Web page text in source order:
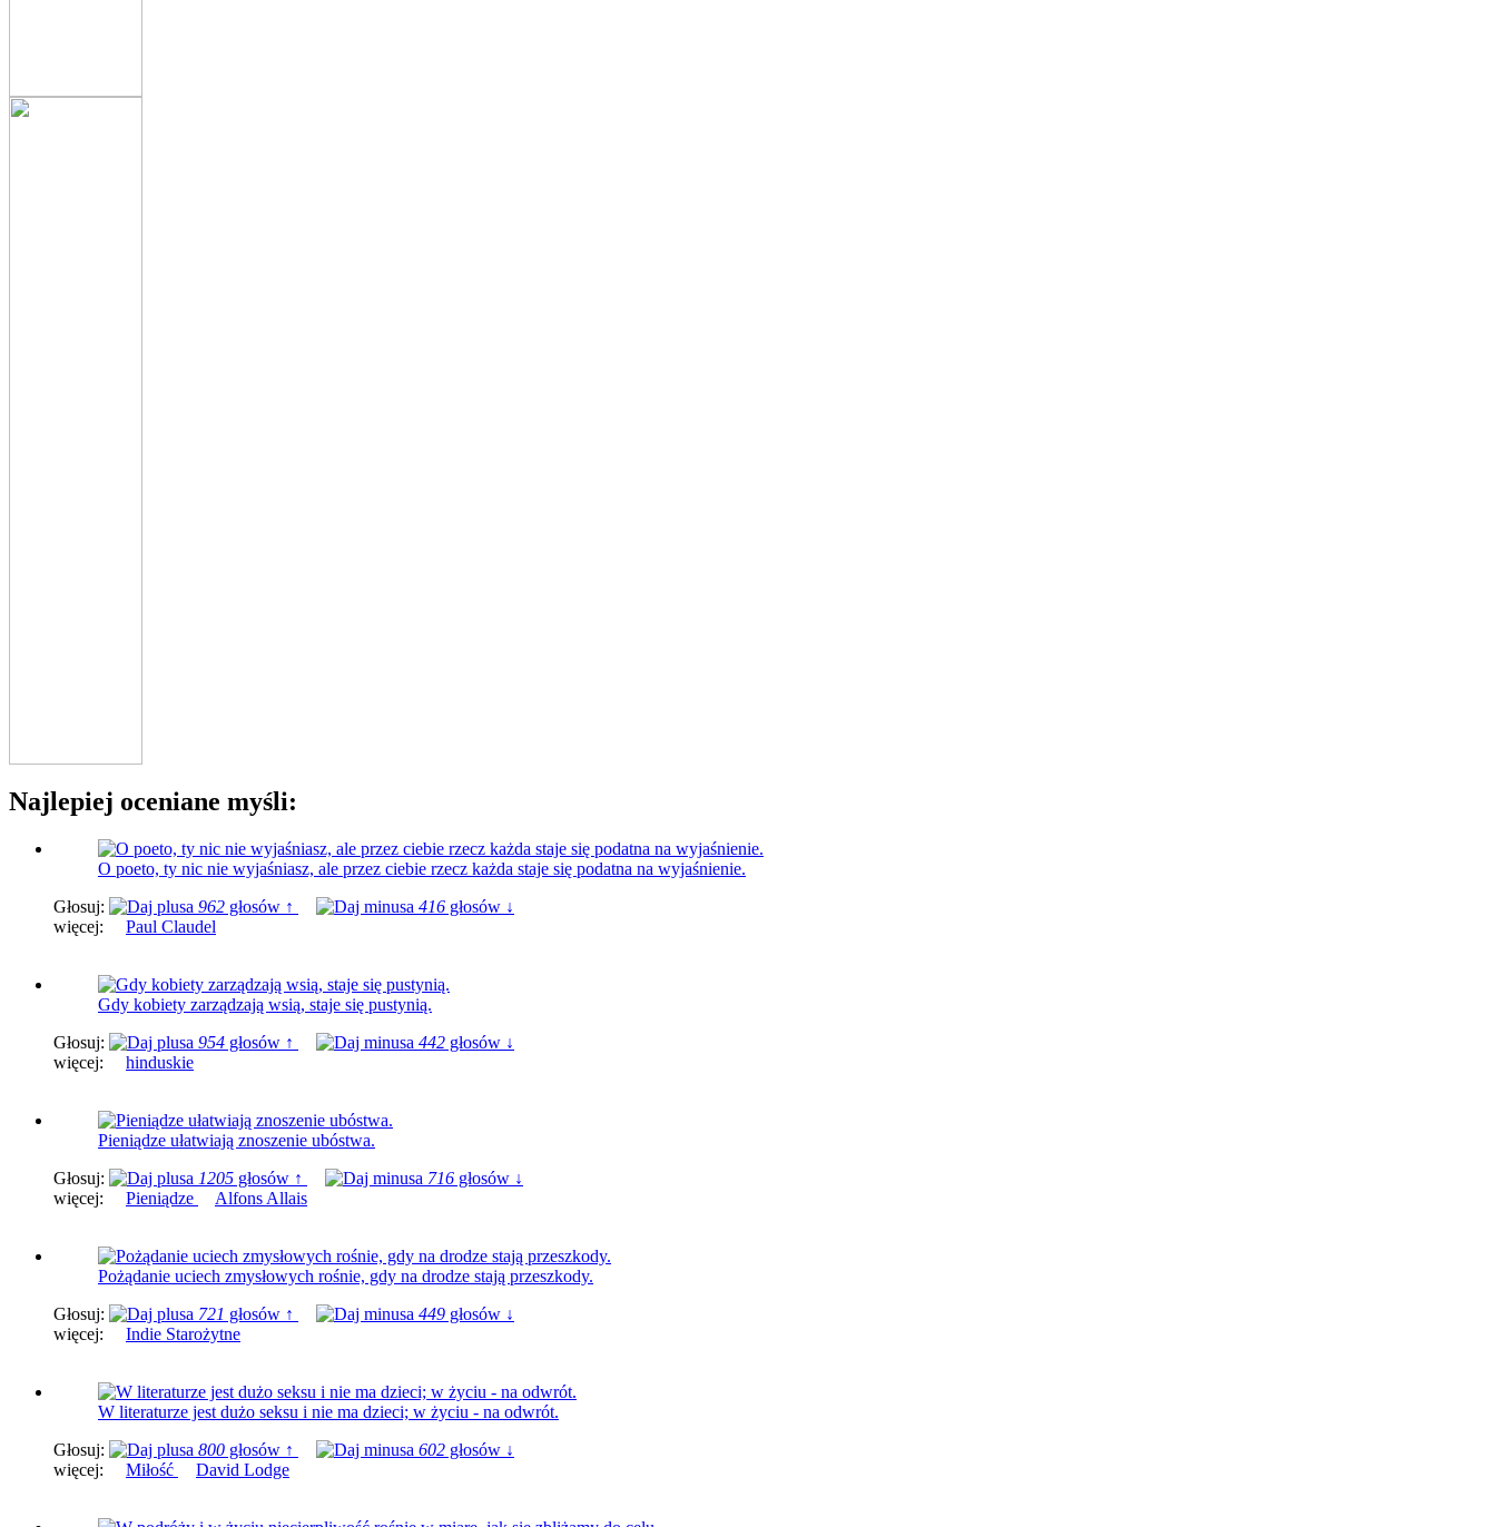
Najlepiej oceniane myśli:
O poeto, ty nic nie wyjaśniasz, ale przez ciebie rzecz każda staje się podatna na wyjaśnienie.
Głosuj:
962 głosów ↑ 416 głosów ↓
więcej: Paul Claudel
Gdy kobiety zarządzają wsią, staje się pustynią.
Głosuj:
954 głosów ↑ 442 głosów ↓
więcej: hinduskie
Pieniądze ułatwiają znoszenie ubóstwa.
Głosuj:
1205 głosów ↑ 716 głosów ↓
więcej: Pieniądze Alfons Allais
Pożądanie uciech zmysłowych rośnie, gdy na drodze stają przeszkody.
Głosuj:
721 głosów ↑ 449 głosów ↓
więcej: Indie Starożytne
W literaturze jest dużo seksu i nie ma dzieci; w życiu - na odwrót.
Głosuj:
800 głosów ↑ 602 głosów ↓
więcej: Miłość David Lodge